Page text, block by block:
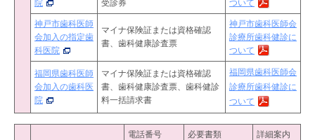
院 受診券 ついて
神戸市歯科医師
会加入の指定歯
科医院
マイナ保険証または資格確認
書、 歯科健康診査票
神戸市歯科医師会
診療所歯科健診に
ついて
福岡県歯科医師
会加入の歯科医
院
マイナ保険証または資格確認
書、歯科健康診査票、歯科健診
料一括請求書
福岡県歯科医師会
診療所歯科健診に
ついて
電話番号 必要書類 詳細案内